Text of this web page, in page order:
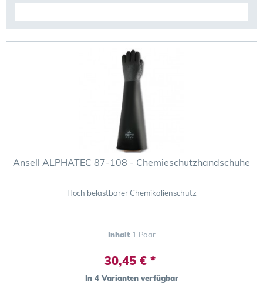
Ansell ALPHATEC 87-108 - Chemieschutzhandschuhe
Hoch belastbarer Chemikalienschutz
Inhalt 1 Paar
30,45 € *
In 4 Varianten verfügbar